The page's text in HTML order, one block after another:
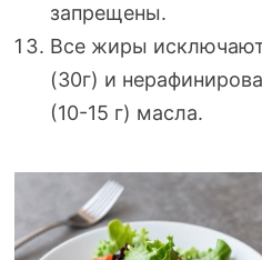
запрещены.
Все жиры
(30г) и
(10-15 г) масла.